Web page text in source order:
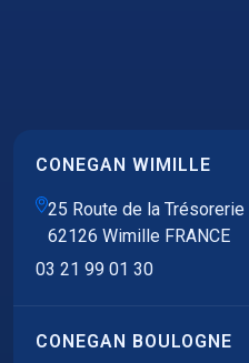
CONEGAN WIMILLE
25 Route de la Trésorerie
62126 Wimille FRANCE
03 21 99 01 30
CONEGAN BOULOGNE